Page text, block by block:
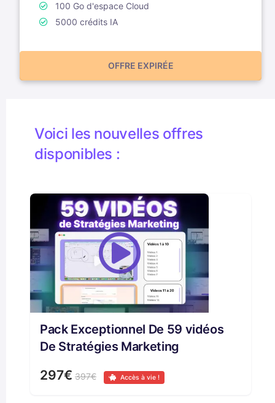
100 Go d'espace Cloud
5000 crédits IA
OFFRE EXPIRÉE
Voici les nouvelles offres
disponibles :
Pack Exceptionnel De 59 vidéos
De Stratégies Marketing
297€ 397€ Accès à vie !